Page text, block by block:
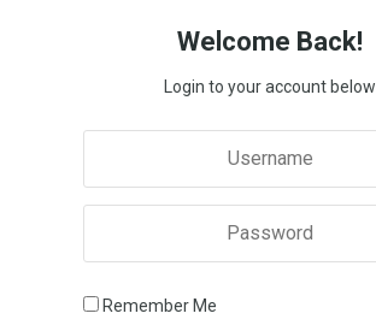
Welcome Back!
Login to your account below
Remember Me